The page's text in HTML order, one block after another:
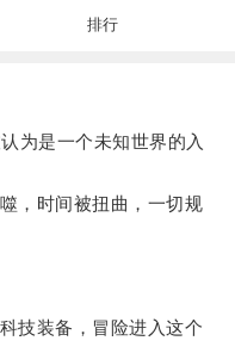
排行
是一个未知世界的入
时间被扭曲，一切规
装备，冒险进入这个